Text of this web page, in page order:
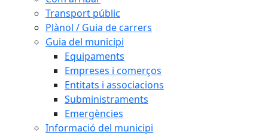
Transport públic
Plànol / Guia de carrers
Guia del municipi
Equipaments
Empreses i comerços
Entitats i associacions
Subministraments
Emergències
Informació del municipi